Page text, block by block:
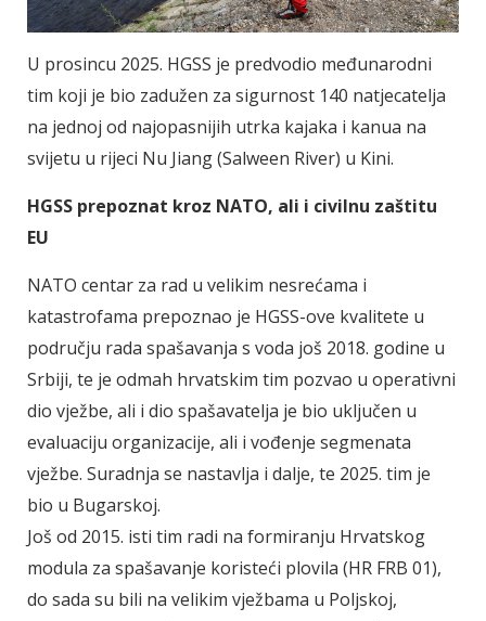
U prosincu 2025. HGSS je predvodio međunarodni
tim koji je bio zadužen za sigurnost 140 natjecatelja
na jednoj od najopasnijih utrka kajaka i kanua na
svijetu u rijeci Nu Jiang (Salween River) u Kini.
HGSS prepoznat kroz NATO, ali i civilnu zaštitu
EU
NATO centar za rad u velikim nesrećama i
katastrofama prepoznao je HGSS-ove kvalitete u
području rada spašavanja s voda još 2018. godine u
Srbiji, te je odmah hrvatskim tim pozvao u operativni
dio vježbe, ali i dio spašavatelja je bio uključen u
evaluaciju organizacije, ali i vođenje segmenata
vježbe. Suradnja se nastavlja i dalje, te 2025. tim je
bio u Bugarskoj.
Još od 2015. isti tim radi na formiranju Hrvatskog
modula za spašavanje koristeći plovila (HR FRB 01),
do sada su bili na velikim vježbama u Poljskoj,